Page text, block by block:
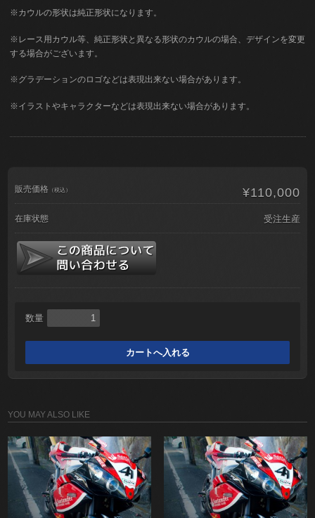
※カウルの形状は純正形状になります。
※レース用カウル等、純正形状と異なる形状のカウルの場合、デザインを変更
する場合がございます。
※グラデーションのロゴなどは表現出来ない場合があります。
※イラストやキャラクターなどは表現出来ない場合があります。
販売価格 （税込） ¥110,000
在庫状態 受注生産
数量
YOU MAY ALSO LIKE